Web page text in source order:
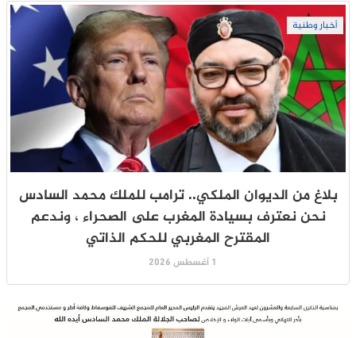
أخبار وطنية
بلاغ من الديوان الملكي.. ترامب للملك محمد السادس
نحن نعترف بسيادة المغرب على الصحراء ، وندعم
المقترح المغربي للحكم الذاتي
1 أغسطس 2026